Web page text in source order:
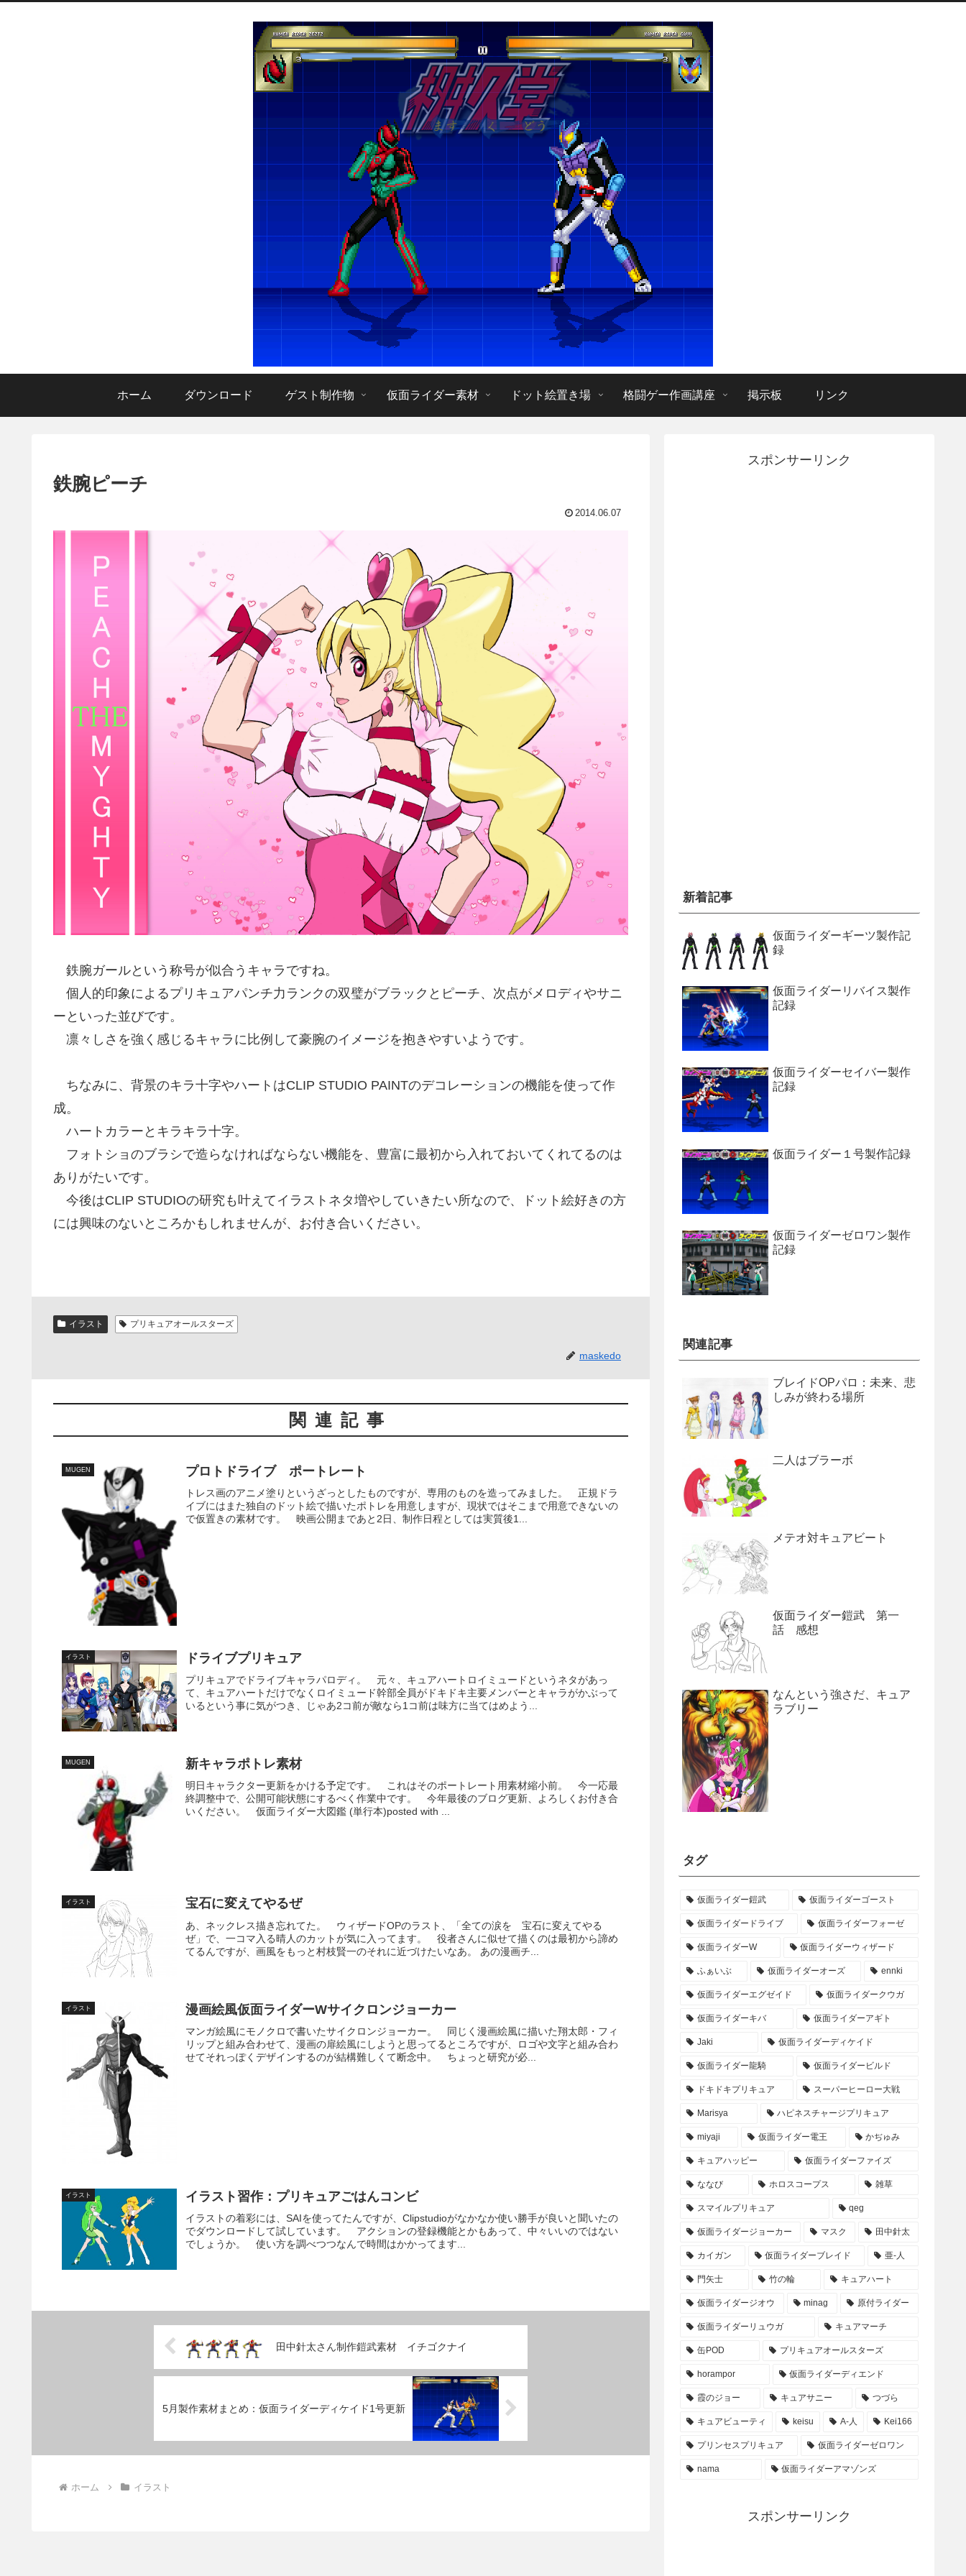
ホーム ダウンロード ゲスト制作物 仮面ライダー素材 ドット絵置き場 格闘ゲー作画講座 掲示板 リンク
鉄腕ピーチ
2014.06.07
鉄腕ガールという称号が似合うキャラですね。
個人的印象によるプリキュアパンチ力ランクの双璧がブラックとピーチ、次点がメロディやサニ
ーといった並びです。
凛々しさを強く感じるキャラに比例して豪腕のイメージを抱きやすいようです。
ちなみに、背景のキラ十字やハートはCLIP STUDIO PAINTのデコレーションの機能を使って作
成。
ハートカラーとキラキラ十字。
フォトショのブラシで造らなければならない機能を、豊富に最初から入れておいてくれてるのは
ありがたいです。
今後はCLIP STUDIOの研究も叶えてイラストネタ増やしていきたい所なので、ドット絵好きの方
には興味のないところかもしれませんが、お付き合いください。
イラスト プリキュアオールスターズ
maskedo
関連記事
MUGEN プロトドライブ ポートレート
トレス画のアニメ塗りというざっとしたものですが、専用のものを造ってみました。 正規ドラ
イブにはまた独自のドット絵で描いたポトレを用意しますが、現状ではそこまで用意できないの
で仮置きの素材です。 映画公開まであと2日、制作日程としては実質後1...
イラスト ドライブプリキュア
プリキュアでドライブキャラパロディ。 元々、キュアハートロイミュードというネタがあっ
て、キュアハートだけでなくロイミュード幹部全員がドキドキ主要メンバーとキャラがかぶって
いるという事に気がつき、じゃあ2コ前が敵なら1コ前は味方に当てはめよう...
MUGEN 新キャラポトレ素材
明日キャラクター更新をかける予定です。 これはそのポートレート用素材縮小前。 今一応最
終調整中で、公開可能状態にするべく作業中です。 今年最後のブログ更新、よろしくお付き合
いください。 仮面ライダー大図鑑 (単行本)posted with ...
イラスト 宝石に変えてやるぜ
あ、ネックレス描き忘れてた。 ウィザードOPのラスト、「全ての涙を 宝石に変えてやる
ぜ」で、一コマ入る晴人のカットが気に入ってます。 役者さんに似せて描くのは最初から諦め
てるんですが、画風をもっと村枝賢一のそれに近づけたいなあ。 あの漫画チ...
イラスト 漫画絵風仮面ライダーWサイクロンジョーカー
マンガ絵風にモノクロで書いたサイクロンジョーカー。 同じく漫画絵風に描いた翔太郎・フィ
リップと組み合わせて、漫画の扉絵風にしようと思ってるところですが、ロゴや文字と組み合わ
せてそれっぽくデザインするのが結構難しくて断念中。 ちょっと研究が必...
イラスト イラスト習作：プリキュアごはんコンビ
イラストの着彩には、SAIを使ってたんですが、Clipstudioがなかなか使い勝手が良いと聞いたの
でダウンロードして試しています。 アクションの登録機能とかもあって、中々いいのではない
でしょうか。 使い方を調べつつなんで時間はかかってます...
田中針太さん制作鎧武素材 イチゴクナイ
5月製作素材まとめ：仮面ライダーディケイド1号更新
ホーム イラスト
スポンサーリンク
新着記事
仮面ライダーギーツ製作記
録
仮面ライダーリバイス製作
記録
仮面ライダーセイバー製作
記録
仮面ライダー１号製作記録
仮面ライダーゼロワン製作
記録
関連記事
ブレイドOPパロ：未来、悲
しみが終わる場所
二人はブラーボ
メテオ対キュアビート
仮面ライダー鎧武 第一
話 感想
なんという強さだ、キュア
ラブリー
タグ
仮面ライダー鎧武 仮面ライダーゴースト
仮面ライダードライブ 仮面ライダーフォーゼ
仮面ライダーW 仮面ライダーウィザード
ふぁいぶ 仮面ライダーオーズ ennki
仮面ライダーエグゼイド 仮面ライダークウガ
仮面ライダーキバ 仮面ライダーアギト
Jaki 仮面ライダーディケイド
仮面ライダー龍騎 仮面ライダービルド
ドキドキプリキュア スーパーヒーロー大戦
Marisya ハピネスチャージプリキュア
miyaji 仮面ライダー電王 かぢゅみ
キュアハッピー 仮面ライダーファイズ
ななび ホロスコープス 雑草
スマイルプリキュア qeg
仮面ライダージョーカー マスク 田中針太
カイガン 仮面ライダーブレイド 亜-人
門矢士 竹の輪 キュアハート
仮面ライダージオウ minag 原付ライダー
仮面ライダーリュウガ キュアマーチ
缶POD プリキュアオールスターズ
horampor 仮面ライダーディエンド
霞のジョー キュアサニー つづら
キュアビューティ keisu A-人 Kei166
プリンセスプリキュア 仮面ライダーゼロワン
nama 仮面ライダーアマゾンズ
スポンサーリンク